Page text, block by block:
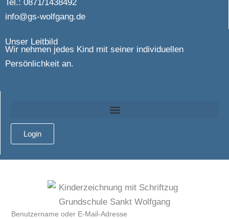
Tel.: 0871/1438492
info@gs-wolfgang.de
Unser Leitbild
Wir nehmen jedes Kind mit seiner individuellen
Persönlichkeit an.
Login
Benutzername oder E-Mail-Adresse